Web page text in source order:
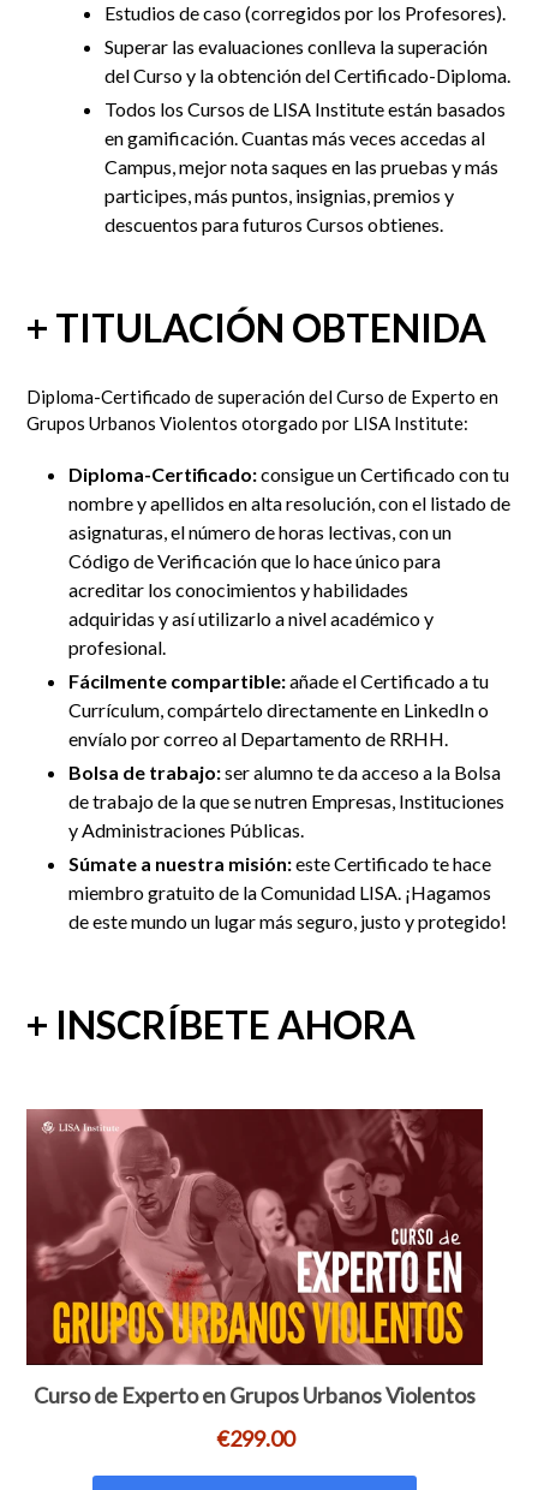
Estudios de caso (corregidos por los Profesores).
Superar las evaluaciones conlleva la superación
del Curso y la obtención del Certificado-Diploma.
Todos los Cursos de LISA Institute están basados
en gamificación. Cuantas más veces accedas al
Campus, mejor nota saques en las pruebas y más
participes, más puntos, insignias, premios y
descuentos para futuros Cursos obtienes.
+ TITULACIÓN OBTENIDA
Diploma-Certificado de superación del Curso de Experto en
Grupos Urbanos Violentos otorgado por LISA Institute:
Diploma-Certificado:consigue un Certificado con tu
nombre y apellidos en alta resolución, con el listado de
asignaturas, el número de horas lectivas, con un
Código de Verificación que lo hace único para
acreditar los conocimientos y habilidades
adquiridas y así utilizarlo a nivel académico y
profesional.
Fácilmente compartible:añade el Certificado a tu
Currículum, compártelo directamente en LinkedIno
envíalo por correo al Departamento de RRHH
Bolsa de trabajo:ser alumno te da acceso a la Bolsa
de trabajo de la que se nutren Empresas, Instituciones
y Administraciones Públicas.
Súmate a nuestra misión:este Certificado te hace
miembro gratuito de la Comunidad LISA. ¡Hagamos
de este mundo un lugar más seguro, justo y protegido!
+ INSCRÍBETE AHORA